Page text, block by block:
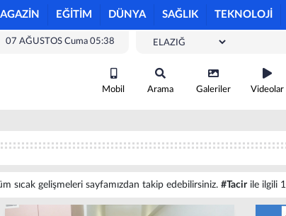
EĞİTİM DÜNYA SAĞLIK TEKNOLOJİ
07 AĞUSTOS Cuma 05:38
Mobil Arama Galeriler Videolar
sıcak gelişmeleri sayfamızdan takip edebilirsiniz. #Tacirile ilgili